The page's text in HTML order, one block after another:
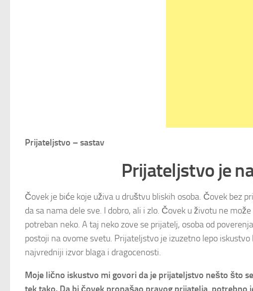
Prijateljstvo – sastav
Prijateljstvo je
Čovek je biće koje uživa u društvu bliskih osoba. Čovek bez
da sa nama dele sve. I dobro, ali i zlo. Čovek u životu ne
potreban neko. A taj neko zove se prijatelj, osoba od
postoji na ovome svetu. Prijateljstvo je izuzetno lepo
najvredniji izvor blaga i dragocenosti.
Moje lično iskustvo mi govori da je prijateljstvo nešto što